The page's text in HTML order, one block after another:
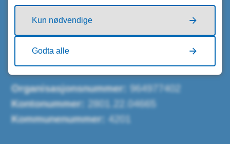
Risør kommune
Organisasjonsnummer:
964977402
Kontonummer:
2801.22.04665
Kommunenummer: 4201
Kun nødvendige
Godta alle